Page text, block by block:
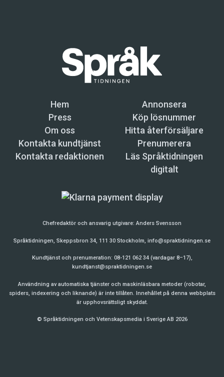
Hem
Annonsera
Press
Köp lösnummer
Om oss
Hitta återförsäljare
Kontakta kundtjänst
Prenumerera
Kontakta redaktionen
Läs Språktidningen
digitalt
Chefredaktör och ansvarig utgivare:Anders Svensson
Språktidningen, Skeppsbron 34, 111 30 Stockholm, info@spraktidningen.se
Kundtjänst och prenumeration: 08-121 062 34 (vardagar 8–17),
kundtjanst@spraktidningen.se
Användning av automatiska tjänster och maskinläsbara metoder (robotar,
spiders, indexering och liknande) är inte tillåten. Innehållet på denna webbplats
är upphovsrättsligt skyddat.
© Språktidningen och Vetenskapsmedia i Sverige AB 2026